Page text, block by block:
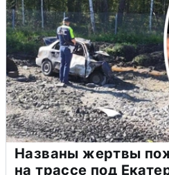
Названы жертвы
на трассе под